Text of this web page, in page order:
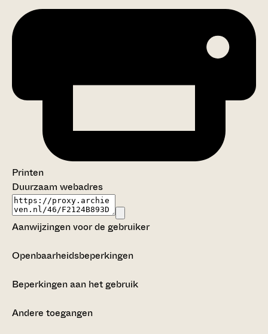
Printen
Duurzaam webadres
Aanwijzingen voor de gebruiker
Openbaarheidsbeperkingen
Beperkingen aan het gebruik
Andere toegangen